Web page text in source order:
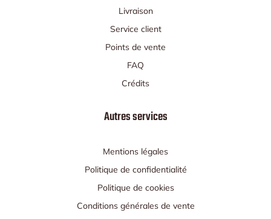
Livraison
Service client
Points de vente
FAQ
Crédits
Autres services
Mentions légales
Politique de confidentialité
Politique de cookies
Conditions générales de vente